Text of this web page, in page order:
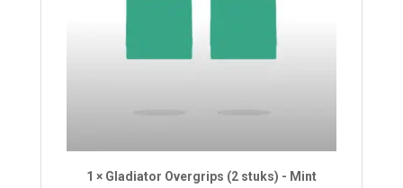
1 × Gladiator Overgrips (2 stuks) - Mint